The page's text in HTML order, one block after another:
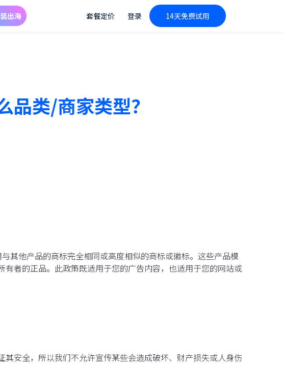
出海 套餐定价 登录 14天免费试用
类/商家类型？
其他产品的商标完全相同或高度相似的商标或徽标。这些产品模
者的正品。此政策既适用于您的广告内容，也适用于您的网站或
安全，所以我们不允许宣传某些会造成破坏、财产损失或人身伤